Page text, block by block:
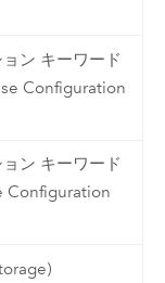
ン キーワード
Configuration
ン キーワード
Configuration